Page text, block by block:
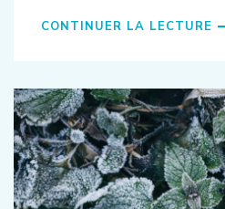
CONTINUER LA LECTURE